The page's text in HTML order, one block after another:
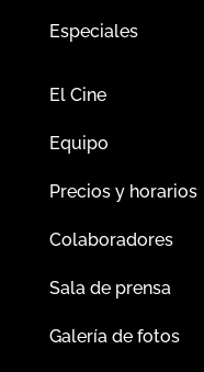
Especiales
El Cine
Equipo
Precios y horarios
Colaboradores
Sala de prensa
Galería de fotos